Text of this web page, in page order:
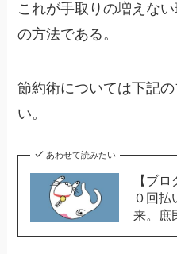
これが手取りの増えな
の方法である。
節約術については下記
い。
あわせて読みたい
【ブ
０回払
来。庶